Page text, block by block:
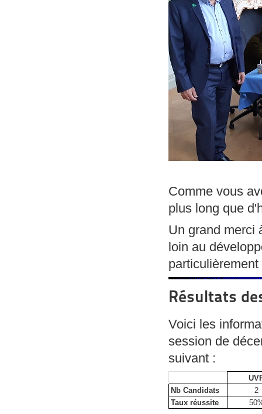
Comme vous
plus long que
Un grand merci
loin au
Résultats
Voici les
session de
suivant :
Nb Candidats
2
Taux réussite